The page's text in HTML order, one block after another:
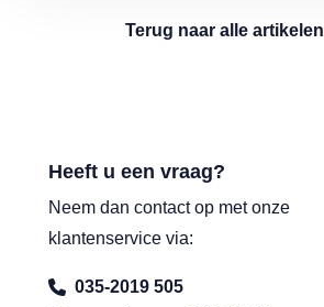
Terug naar alle artikelen
Heeft u een vraag?
Neem dan contact op met onze
klantenservice via:
035-2019 505